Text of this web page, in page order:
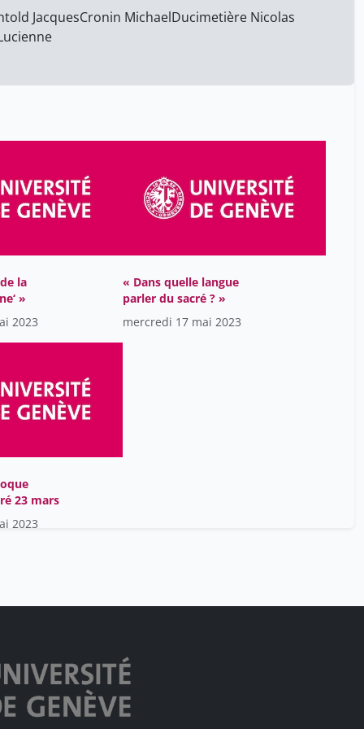
JacquesCronin MichaelDucimetière Nicolas
la
»
2023
« Dans quelle langue
parler du sacré ? »
mercredi 17 mai 2023
23 mars
2023